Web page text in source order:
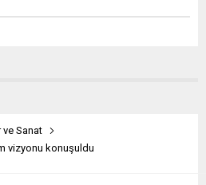
ve Sanat
vizyonu konuşuldu